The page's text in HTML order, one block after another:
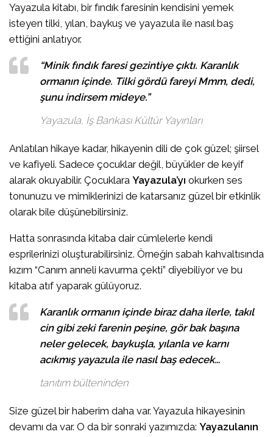
Yayazula kitabı, bir fındık faresinin kendisini yemek
isteyen tilki, yılan, baykuş ve yayazula ile nasıl baş
ettiğini anlatıyor.
“Minik fındık faresi gezintiye çıktı. Karanlık
ormanın içinde. Tilki gördü fareyi Mmm, dedi,
şunu indirsem mideye.”
Yayazula, İş Bankası Kültür Yayınları
Anlatılan hikaye kadar, hikayenin dili de çok güzel; şiirsel
ve kafiyeli. Sadece çocuklar değil, büyükler de keyif
alarak okuyabilir. Çocuklara Yayazula’yı okurken ses
tonunuzu ve mimiklerinizi de katarsanız güzel bir etkinlik
olarak bile düşünebilirsiniz.
Hatta sonrasında kitaba dair cümlelerle kendi
esprilerinizi oluşturabilirsiniz. Örneğin sabah kahvaltısında
kızım “Canım anneli kavurma çekti” diyebiliyor ve bu
kitaba atıf yaparak gülüyoruz.
Karanlık ormanın içinde biraz daha ilerle, takıl
cin gibi zeki farenin peşine, gör bak başına
neler gelecek, baykuşla, yılanla ve karnı
acıkmış yayazula ile nasıl baş edecek…
tanıtım bülteninden
Size güzel bir haberim daha var. Yayazula hikayesinin
devamı da var. O da bir sonraki yazımızda: Yayazulanın